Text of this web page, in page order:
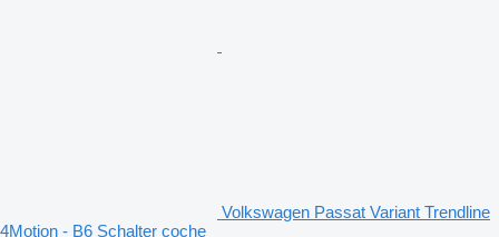
Volkswagen Passat Variant Trendline
4Motion - B6 Schalter coche